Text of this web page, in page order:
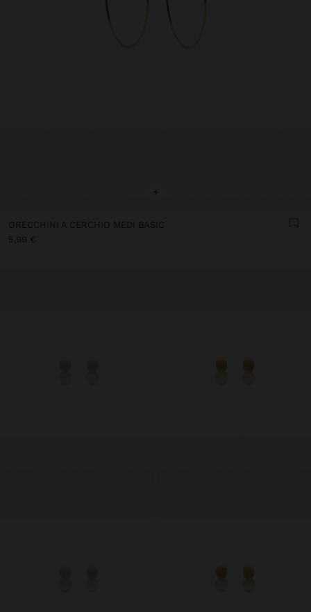
+
ORECCHINI A CERCHIO MEDI BASIC
5,99 €